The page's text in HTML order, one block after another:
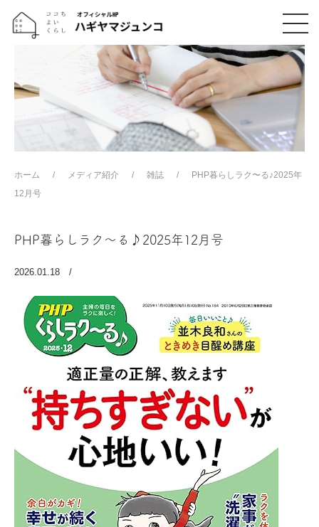
ホーム メディア紹介 雑誌
PHP暮らしラク〜る♪2025年
12月号
PHP暮らしラク〜る♪2025年12月号
2026.01.18 /